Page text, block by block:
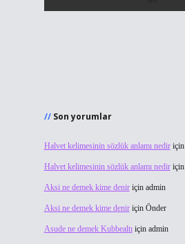
Son yorumlar
Halvet kelimesinin sözlük anlamı nediriçin
Halvet kelimesinin sözlük anlamı nediriçin
Aksi ne demek kime deniriçin admin
Aksi ne demek kime deniriçin Önder
Asude ne demek Kubbealtıiçin admin